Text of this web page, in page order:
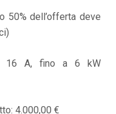
50% dell’offerta deve
16 A, fino a 6 kW
4.000,00 €